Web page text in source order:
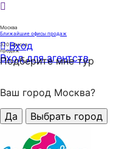
Москва
Ближайшие офисы продаж
320офисов
продаж
Вход
Вход для агентств
Подберите мне тур
Ваш город Москва?
Да
Выбрать город